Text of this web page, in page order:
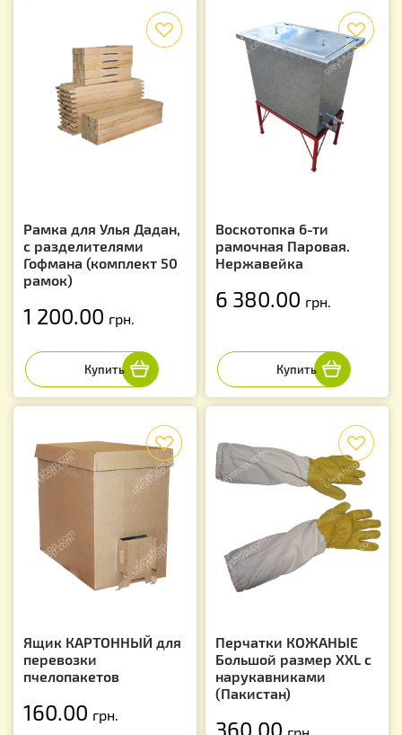
Рамка для Улья Дадан,
с разделителями
Гофмана (комплект 50
рамок)
1 200.00 грн.
Воскотопка 6-ти
рамочная Паровая.
Нержавейка
6 380.00 грн.
Ящик КАРТОННЫЙ для
перевозки
пчелопакетов
160.00 грн.
Перчатки КОЖАНЫЕ
Большой размер XXL с
нарукавниками
(Пакистан)
360.00